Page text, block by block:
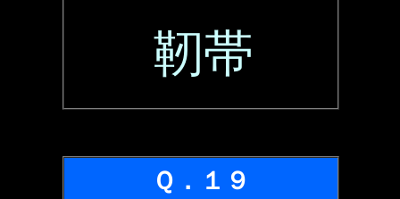
靭帯
Ｑ．１９